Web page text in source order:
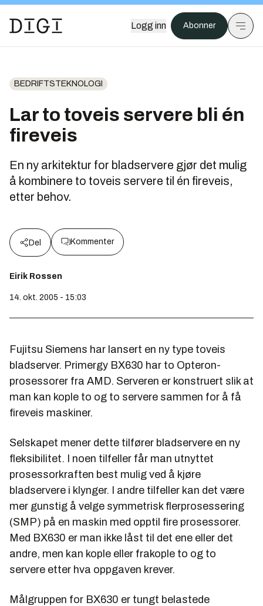
Logg inn Abonner
BEDRIFTSTEKNOLOGI
Lar to toveis servere bli én
fireveis
En ny arkitektur for bladservere gjør det mulig
å kombinere to toveis servere til én fireveis,
etter behov.
Del Kommenter
Eirik Rossen
14. okt. 2005 - 15:03
Fujitsu Siemens har lansert en ny type toveis
bladserver. Primergy BX630 har to Opteron-
prosessorer fra AMD. Serveren er konstruert slik at
man kan kople to og to servere sammen for å få
fireveis maskiner.
Selskapet mener dette tilfører bladservere en ny
fleksibilitet. I noen tilfeller får man utnyttet
prosessorkraften best mulig ved å kjøre
bladservere i klynger. I andre tilfeller kan det være
mer gunstig å velge symmetrisk flerprosessering
(SMP) på en maskin med opptil fire prosessorer.
Med BX630 er man ikke låst til det ene eller det
andre, men kan kople eller frakople to og to
servere etter hva oppgaven krever.
Målgruppen for BX630 er tungt belastede